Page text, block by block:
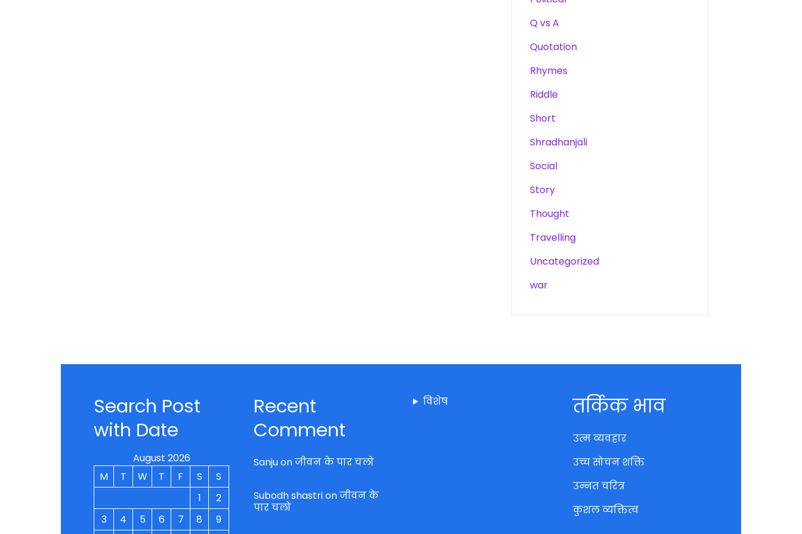
Q vs A
Quotation
Rhymes
Riddle
Short
Shradhanjali
Social
Story
Thought
Travelling
Uncategorized
war
Search Post
with Date
August 2026
M
T W T F S
S
1
2
3
4 5 6 7 8 9
Recent
Comment
Sanjuonजीवन के पार चलो
Subodh shastrionजीवन के
पार चलो
विशेष तर्किक भाव
उत्म व्यवहार
उच्च सोचन शक्ति
उन्नत चरित्र
कुशल व्यक्तित्व